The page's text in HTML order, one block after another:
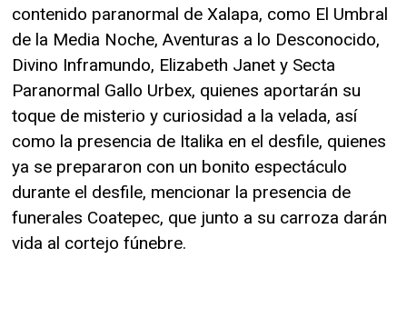
contenido paranormal de Xalapa, como El Umbral
de la Media Noche, Aventuras a lo Desconocido,
Divino Inframundo, Elizabeth Janet y Secta
Paranormal Gallo Urbex, quienes aportarán su
toque de misterio y curiosidad a la velada, así
como la presencia de Italika en el desfile, quienes
ya se prepararon con un bonito espectáculo
durante el desfile, mencionar la presencia de
funerales Coatepec, que junto a su carroza darán
vida al cortejo fúnebre.